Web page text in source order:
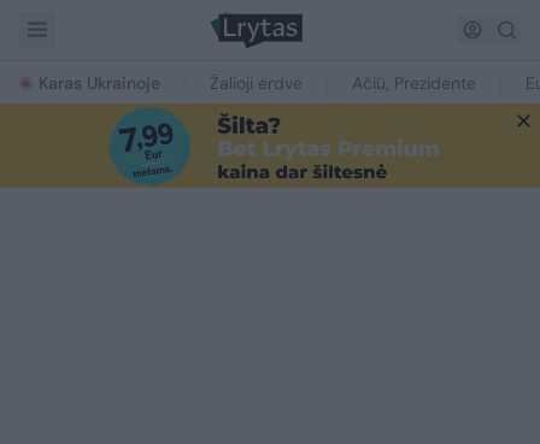
Karas Ukrainoje Žalioji erdvė Ačiū, Prezidente